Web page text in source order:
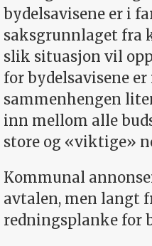
bydelsavisene er i
saksgrunnlaget fra
slik situasjon vil
for bydelsavisene er
sammenhengen
inn mellom alle
store og «viktige»
Kommunal
avtalen, men langt
redningsplanke for